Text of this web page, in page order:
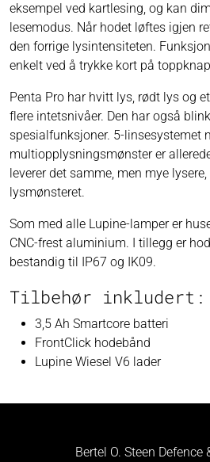
eksempel ved kartlesing, og kan
lesemodus. Når hodet løftes igjen
den forrige lysintensiteten.
enkelt ved å trykke kort på
Penta Pro har hvitt lys, rødt lys og
flere intetsnivåer. Den har også
spesialfunksjoner. 5-linsesystemet
multiopplysningsmønster er
leverer det samme, men mye
lysmønsteret.
Som med alle Lupine-lamper er
CNC-frest aluminium. I tillegg er
bestandig til IP67 og IK09.
Tilbehør inkludert:
3,5 Ah Smartcore batteri
FrontClick hodebånd
Lupine Wiesel V6 lader
Bertel O. Steen Defence